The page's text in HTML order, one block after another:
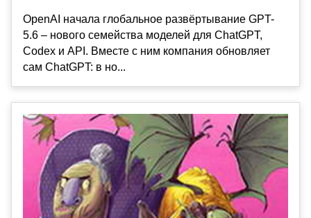
OpenAI начала глобальное развёртывание GPT-
5.6 – нового семейства моделей для ChatGPT,
Codex и API. Вместе с ним компания обновляет
сам ChatGPT: в но...